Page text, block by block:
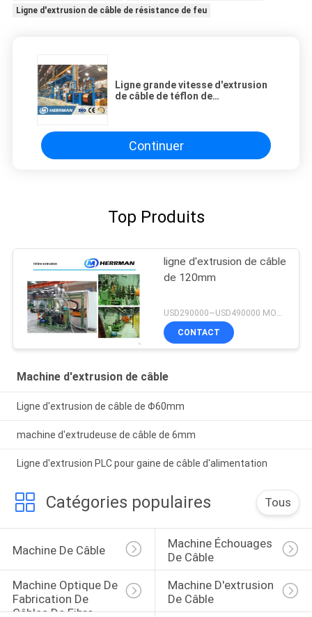
Ligne d'extrusion de câble de résistance de feu
Ligne grande vitesse d'extrusion
de câble de téflon de
Continuer
Top Produits
ligne d'extrusion de câble
de 120mm
USD290000~USD490000 MOQ:1 jeu
CONTACT
Machine d'extrusion de câble
Ligne d'extrusion de câble de Φ60mm
machine d'extrudeuse de câble de 6mm
Ligne d'extrusion PLC pour gaine de câble d'alimentation
Catégories populaires Tous
Machine De Câble
Machine Échouages
De Câble
Machine Optique De
Fabrication De
Câbles De Fibre
Machine D'extrusion
De Câble